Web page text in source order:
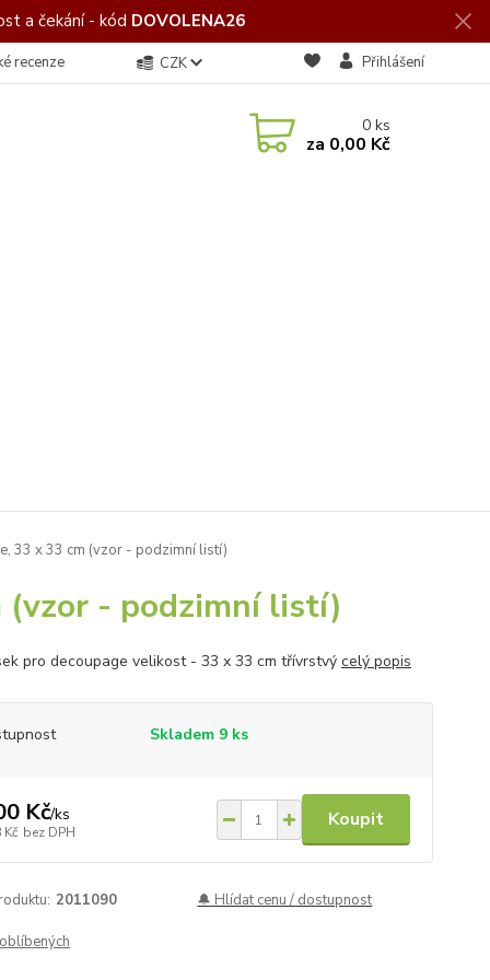
a čekání - kód DOVOLENA26
recenze CZK Přihlášení
0ks
za 0,00 Kč
33 x 33 cm (vzor - podzimní listí)
(vzor - podzimní listí)
pro decoupage velikost - 33 x 33 cm třívrstvý celý popis
Skladem 9 ks
Kč/ks
Kč bez DPH
Koupit
2011090 🔔 Hlídat cenu / dostupnost